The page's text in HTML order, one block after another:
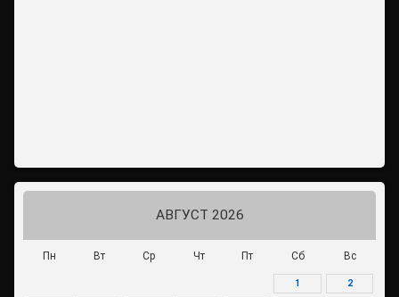
АВГУСТ 2026
Пн Вт Ср Чт Пт Сб Вс
1 2